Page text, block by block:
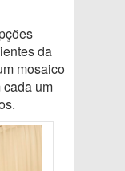
da
mosaico
um